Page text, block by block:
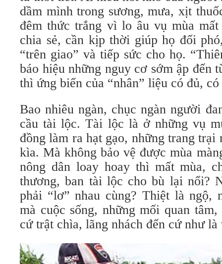
dầm mình trong sương, mưa, xịt
đêm thức trắng vì lo âu vụ mùa
chia sẻ, cần kịp thời giúp họ đối
“trên giao” và tiếp sức cho họ.
báo hiệu những nguy cơ sớm ập đến
thì ứng biến của “nhân” liệu có đủ,
Bao nhiêu ngàn, chục ngàn người
cầu tài lộc. Tài lộc là ở những vụ
đồng làm ra hạt gạo, những trang
kìa. Mà không bảo vệ được mùa
nông dân loay hoay thì mất mùa,
thương, ban tài lộc cho bù lại nổi?
phải “lơ” nhau cùng? Thiệt là ngộ,
mà cuộc sống, những mối quan
cứ trật chìa, lãng nhách đến cứ như là